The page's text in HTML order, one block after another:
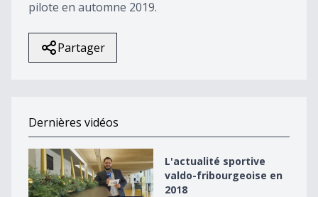
pilote en automne 2019.
Partager
Dernières vidéos
L&#039;actualité sportive valdo-fribourgeoise en 2018
L'actualité sportive
valdo-fribourgeoise en
2018